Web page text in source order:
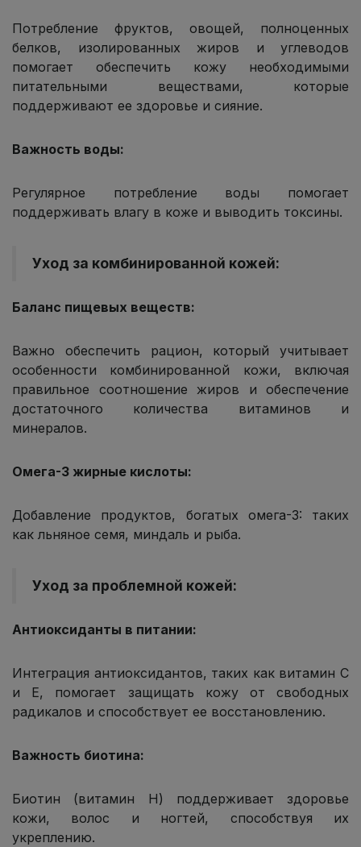
Потребление фруктов, овощей, полноценных
белков, изолированных жиров и углеводов
помогает обеспечить кожу необходимыми
питательными веществами, которые
поддерживают ее здоровье и сияние.
Важность воды:
Регулярное потребление воды помогает
поддерживать влагу в коже и выводить токсины.
Уход за комбинированной кожей:
Баланс пищевых веществ:
Важно обеспечить рацион, который учитывает
особенности комбинированной кожи, включая
правильное соотношение жиров и обеспечение
достаточного количества витаминов и
минералов.
Омега-3 жирные кислоты:
Добавление продуктов, богатых омега-3: таких
как льняное семя, миндаль и рыба.
Уход за проблемной кожей:
Антиоксиданты в питании:
Интеграция антиоксидантов, таких как витамин C
и E, помогает защищать кожу от свободных
радикалов и способствует ее восстановлению.
Важность биотина:
Биотин (витамин H) поддерживает здоровье
кожи, волос и ногтей, способствуя их
укреплению.